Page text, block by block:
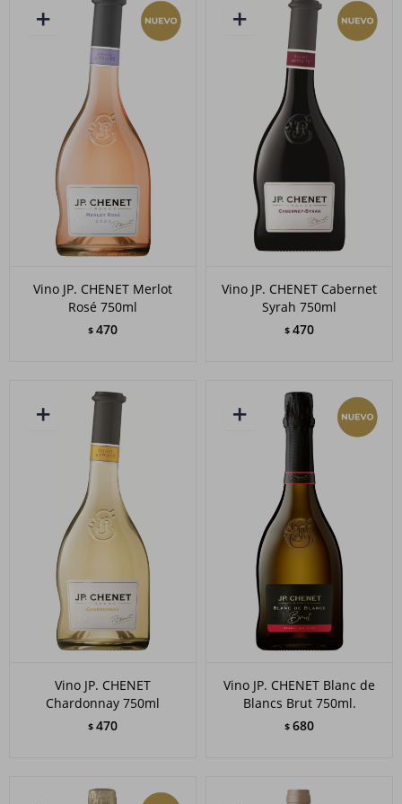
Vino JP. CHENET Merlot
Rosé 750ml
$ 470
Vino JP. CHENET Cabernet
Syrah 750ml
$ 470
Vino JP. CHENET
Chardonnay 750ml
$ 470
Vino JP. CHENET Blanc de
Blancs Brut 750ml.
$ 680